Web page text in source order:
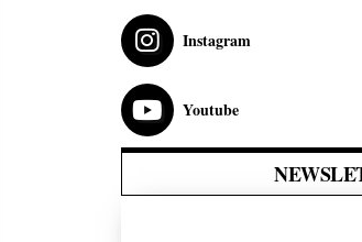
Instagram
Youtube